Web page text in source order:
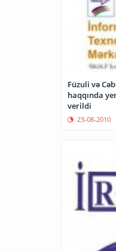
Füzuli və
haqqında
verildi
23-08-2010